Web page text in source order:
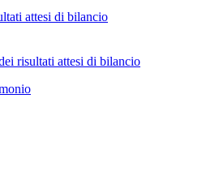
attesi di bilancio
risultati attesi di bilancio